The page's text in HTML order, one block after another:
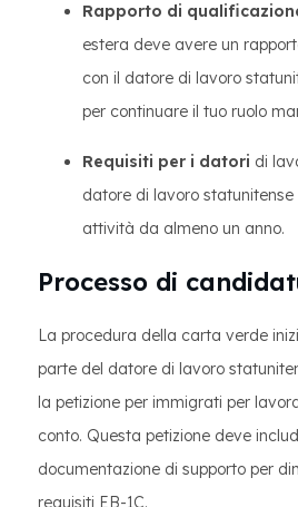
Rapporto di
estera deve avere un
con il datore di lavoro
per continuare il tuo ruolo
Requisiti per i datori di
datore di lavoro statunitense
attività da almeno un anno.
Processo di
La procedura della carta verde
parte del datore di lavoro
la petizione per immigrati per
conto. Questa petizione deve
documentazione di supporto per
requisiti EB-1C.